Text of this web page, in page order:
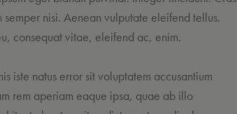
semper nisi. Aenean vulputate eleifend tellus.
consequat vitae, eleifend ac, enim.
iste natus error sit voluptatem accusantium
rem aperiam eaque ipsa, quae ab illo